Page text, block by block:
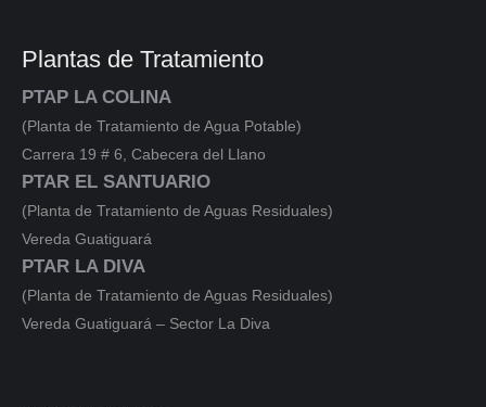
Plantas de Tratamiento
PTAP LA COLINA
(Planta de Tratamiento de Agua Potable)
Carrera 19 # 6, Cabecera del Llano
PTAR EL SANTUARIO
(Planta de Tratamiento de Aguas Residuales)
Vereda Guatiguará
PTAR LA DIVA
(Planta de Tratamiento de Aguas Residuales)
Vereda Guatiguará – Sector La Diva